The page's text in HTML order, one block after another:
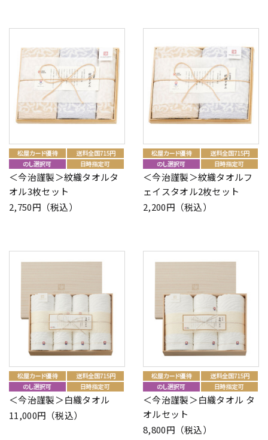
＜今治謹製＞紋織タオルタ
オル3枚セット
2,750円（税込）
＜今治謹製＞紋織タオルフ
ェイスタオル2枚セット
2,200円（税込）
＜今治謹製＞白織タオル
11,000円（税込）
＜今治謹製＞白織タオル タ
オルセット
8,800円（税込）